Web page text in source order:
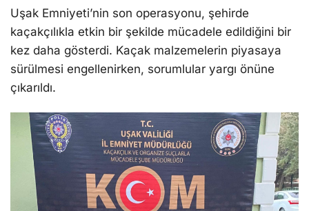
Uşak Emniyeti’nin son operasyonu, şehirde
kaçakçılıkla etkin bir şekilde mücadele edildiğini bir
kez daha gösterdi. Kaçak malzemelerin piyasaya
sürülmesi engellenirken, sorumlular yargı önüne
çıkarıldı.